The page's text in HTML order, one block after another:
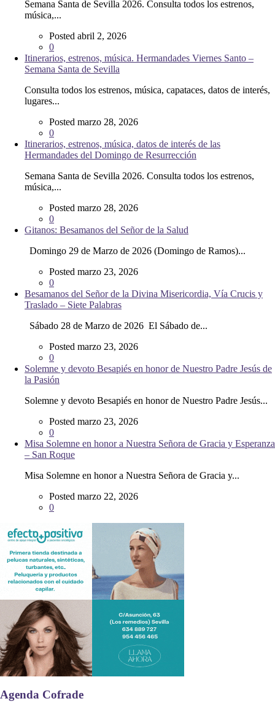
Semana Santa de Sevilla 2026. Consulta todos los estrenos,
música,...
Posted abril 2, 2026
0
Itinerarios, estrenos, música. Hermandades Viernes Santo –
Semana Santa de Sevilla
Consulta todos los estrenos, música, capataces, datos de interés,
lugares...
Posted marzo 28, 2026
0
Itinerarios, estrenos, música, datos de interés de las
Hermandades del Domingo de Resurrección
Semana Santa de Sevilla 2026. Consulta todos los estrenos,
música,...
Posted marzo 28, 2026
0
Gitanos: Besamanos del Señor de la Salud
Domingo 29 de Marzo de 2026 (Domingo de Ramos)...
Posted marzo 23, 2026
0
Besamanos del Señor de la Divina Misericordia, Vía Crucis y
Traslado – Siete Palabras
Sábado 28 de Marzo de 2026 El Sábado de...
Posted marzo 23, 2026
0
Solemne y devoto Besapiés en honor de Nuestro Padre Jesús de
la Pasión
Solemne y devoto Besapiés en honor de Nuestro Padre Jesús...
Posted marzo 23, 2026
0
Misa Solemne en honor a Nuestra Señora de Gracia y Esperanza
– San Roque
Misa Solemne en honor a Nuestra Señora de Gracia y...
Posted marzo 22, 2026
0
Agenda Cofrade